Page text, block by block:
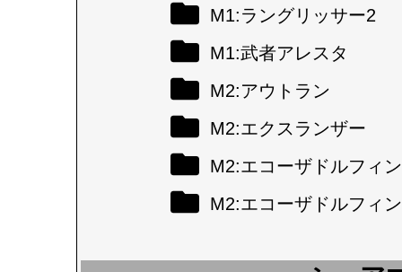
M1:ラングリッサー2
M1:武者アレスタ
M2:アウトラン
M2:エクスランザー
M2:エコーザドルフィン
M2:エコーザドルフィ